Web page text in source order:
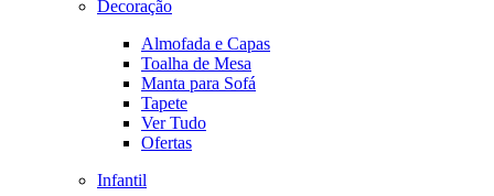
Decoração
Almofada e Capas
Toalha de Mesa
Manta para Sofá
Tapete
Ver Tudo
Ofertas
Infantil